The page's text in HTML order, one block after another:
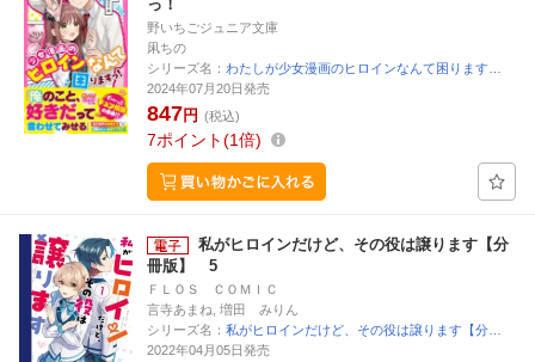
っ！
野いちごジュニア文庫
凩ちの
シリーズ名： わたしが少女漫画のヒロインなんて困ります…
2024年07月20日発売
847円 (税込)
7ポイント 1倍
私がヒロインだけど、その役は譲ります【分
冊版】 5
ＦＬＯＳ ＣＯＭＩＣ
言寺あまね, 増田 みりん
シリーズ名： 私がヒロインだけど、その役は譲ります【分…
2022年04月05日発売